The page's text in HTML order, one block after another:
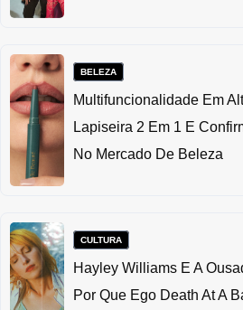
BELEZA
Multifuncionalidade Em
Lapiseira 2 Em 1 E
No Mercado De Beleza
CULTURA
Hayley Williams E A
Por Que Ego Death At A